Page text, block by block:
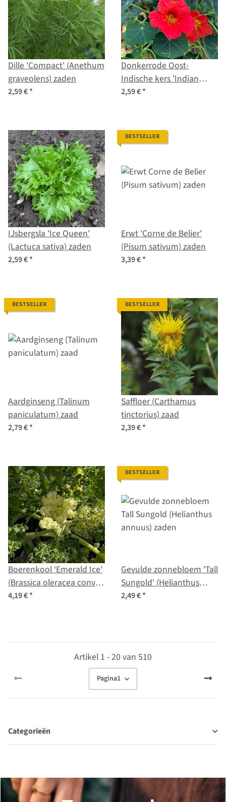
Dille 'Compact' (Anethum
graveolens) zaden
2,59 €*
Donkerrode Oost-
Indische kers 'Indian
Chief' (Tropaeolum
2,59 €*
IJsbergsla 'Ice Queen'
(Lactuca sativa) zaden
2,59 €*
BESTSELLER
Erwt 'Corne de Belier'
(Pisum sativum) zaden
3,39 €*
BESTSELLER
Aardginseng (Talinum
paniculatum) zaad
2,79 €*
BESTSELLER
Saffloer (Carthamus
tinctorius) zaad
2,39 €*
Boerenkool ‘Emerald Ice’
(Brassica oleracea convar.
acephala var. sabellica)
4,19 €*
BESTSELLER
Gevulde zonnebloem 'Tall
Sungold' (Helianthus
annuus) zaden
2,49 €*
Artikel 1 - 20 van 510
Pagina1
Categorieën